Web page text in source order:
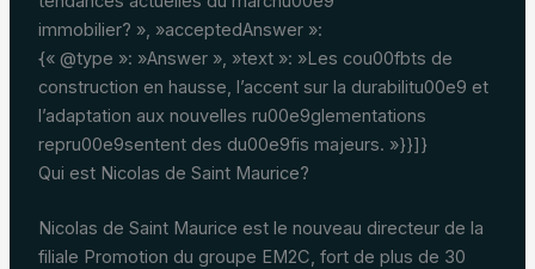
immobilier? », »acceptedAnswer »:
{« @type »: »Answer », »text »: »Les cou00fbts de
construction en hausse, l’accent sur la durabilitu00e9 et
l’adaptation aux nouvelles ru00e9glementations
repru00e9sentent des du00e9fis majeurs. »}}]}
Qui est Nicolas de Saint Maurice?
Nicolas de Saint Maurice est le nouveau directeur de la
filiale Promotion du groupe EM2C, fort de plus de 30